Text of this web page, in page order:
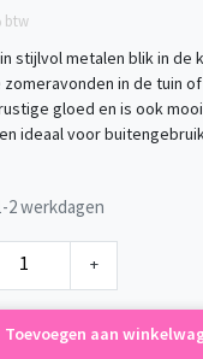
btw
stijlvol metalen blik in de
in de tuin
gloed en is ook
ideaal voor
2 werkdagen
+
Toevoegen aan